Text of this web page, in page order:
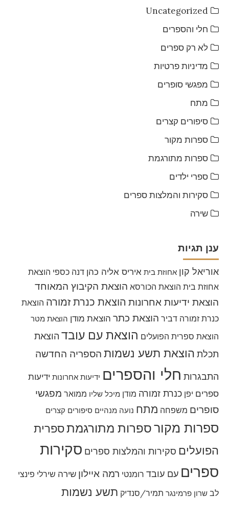
Uncategorized
חלי והספרים
לא רק ספרים
מדיניות פרטיות
מפגשי סופרים
מתח
סיפורים קצרים
ספרות מקור
ספרות מתורגמת
ספרי ילדים
סקירות והמלצות ספרים
שירה
ענן תגיות
אוריאל קון אחוזת בית איריס אליה כהן דנה כספי הוצאת
אחוזת בית הוצאת הכורסא הוצאת הקיבוץ המאוחד
הוצאת ידיעות אחרונות הוצאת כנרת זמורה הוצאת
כנרת זמורה דביר הוצאת כתר הוצאת מודן הוצאת מטר
הוצאת ספרית הפועלים הוצאת עם עובד הוצאת
תכלת הוצאת תשע נשמות הספריה החדשה
התבגרות חלי והספרים ידיעות אחרונות ידיעות
ספרים יפן כנרת זמורה מודן מיכל שליו ממואר מפגשי
סופרים משפחה מתח נועה מנהיים סיפורים קצרים
ספרות מקורספרות מתורגמתספרית
הפועלים סקירות והמלצות ספרים סקירות
ספרים עם עובד רומנטי רמה איילון שירה שירלי פינצי
לב שרון פרמינגר תמיר/סנדיק תשע נשמות